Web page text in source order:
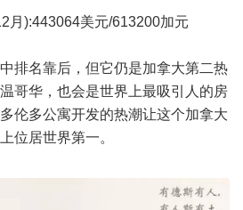
月):443064美元/613200加元
排名靠后，但它仍是加拿大第二热
哥华，也会是世界上最吸引人的房
伦多公寓开发的热潮让这个加拿大
位居世界第一。